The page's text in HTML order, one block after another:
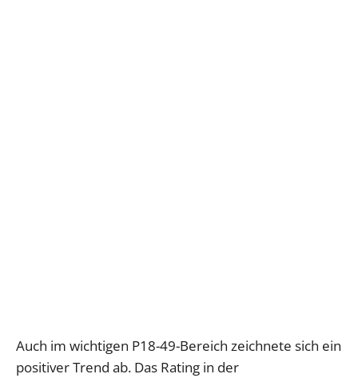
Auch im wichtigen P18-49-Bereich zeichnete sich ein
positiver Trend ab. Das Rating in der